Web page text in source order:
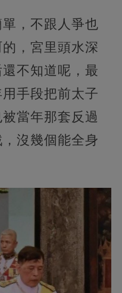
，不跟人爭也
，宮里頭水深
不知道呢，最
手段把前太子
當年那套反過
沒幾個能全身